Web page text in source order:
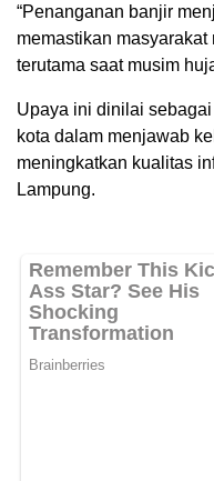
“Penanganan banjir
memastikan
terutama saat musim
Upaya ini dinilai
kota dalam menjawab
meningkatkan kualitas
Lampung.